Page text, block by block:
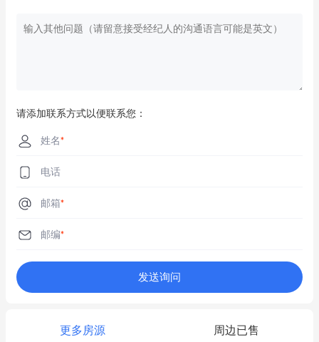
请添加联系方式以便联系您：
姓名*
电话
邮箱*
邮编*
发送询问
更多房源 周边已售